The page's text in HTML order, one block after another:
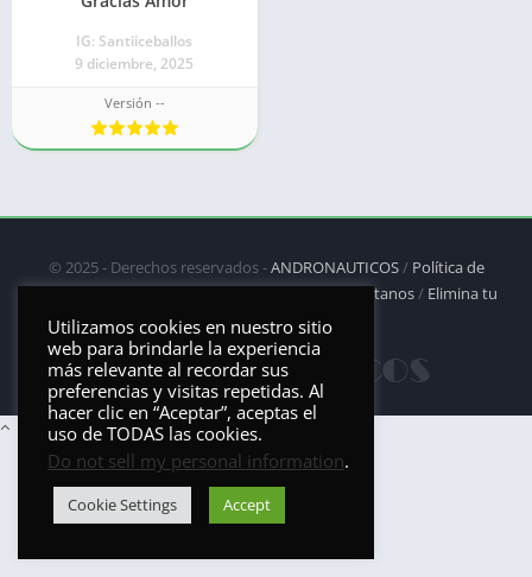
IG: Santiiceballos
9 diciembre, 2025
Versión --
© 2025 - Derechos reservados -ANDRONAUTICOS/ Política de
privacidad/Política de Cookies/DMCA/Contáctanos/ Elimina tu
aplicación
Utilizamos cookies en nuestro sitio
web para brindarle la experiencia
más relevante al recordar sus
preferencias y visitas repetidas. Al
hacer clic en “Aceptar”, aceptas el
uso de TODAS las cookies.
Do not sell my personal information.
Cookie Settings Accept